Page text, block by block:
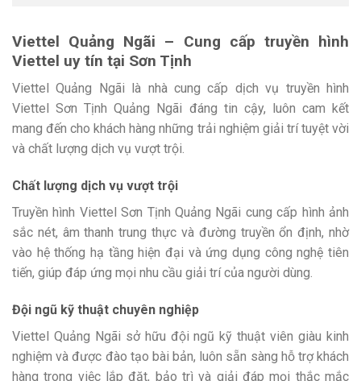
Viettel Quảng Ngãi – Cung cấp truyền hình
Viettel uy tín tại Sơn Tịnh
Viettel Quảng Ngãi là nhà cung cấp dịch vụ truyền hình
Viettel Sơn Tịnh Quảng Ngãi đáng tin cậy, luôn cam kết
mang đến cho khách hàng những trải nghiệm giải trí tuyệt vời
và chất lượng dịch vụ vượt trội.
Chất lượng dịch vụ vượt trội
Truyền hình Viettel Sơn Tịnh Quảng Ngãi cung cấp hình ảnh
sắc nét, âm thanh trung thực và đường truyền ổn định, nhờ
vào hệ thống hạ tầng hiện đại và ứng dụng công nghệ tiên
tiến, giúp đáp ứng mọi nhu cầu giải trí của người dùng.
Đội ngũ kỹ thuật chuyên nghiệp
Viettel Quảng Ngãi sở hữu đội ngũ kỹ thuật viên giàu kinh
nghiệm và được đào tạo bài bản, luôn sẵn sàng hỗ trợ khách
hàng trong việc lắp đặt, bảo trì và giải đáp mọi thắc mắc